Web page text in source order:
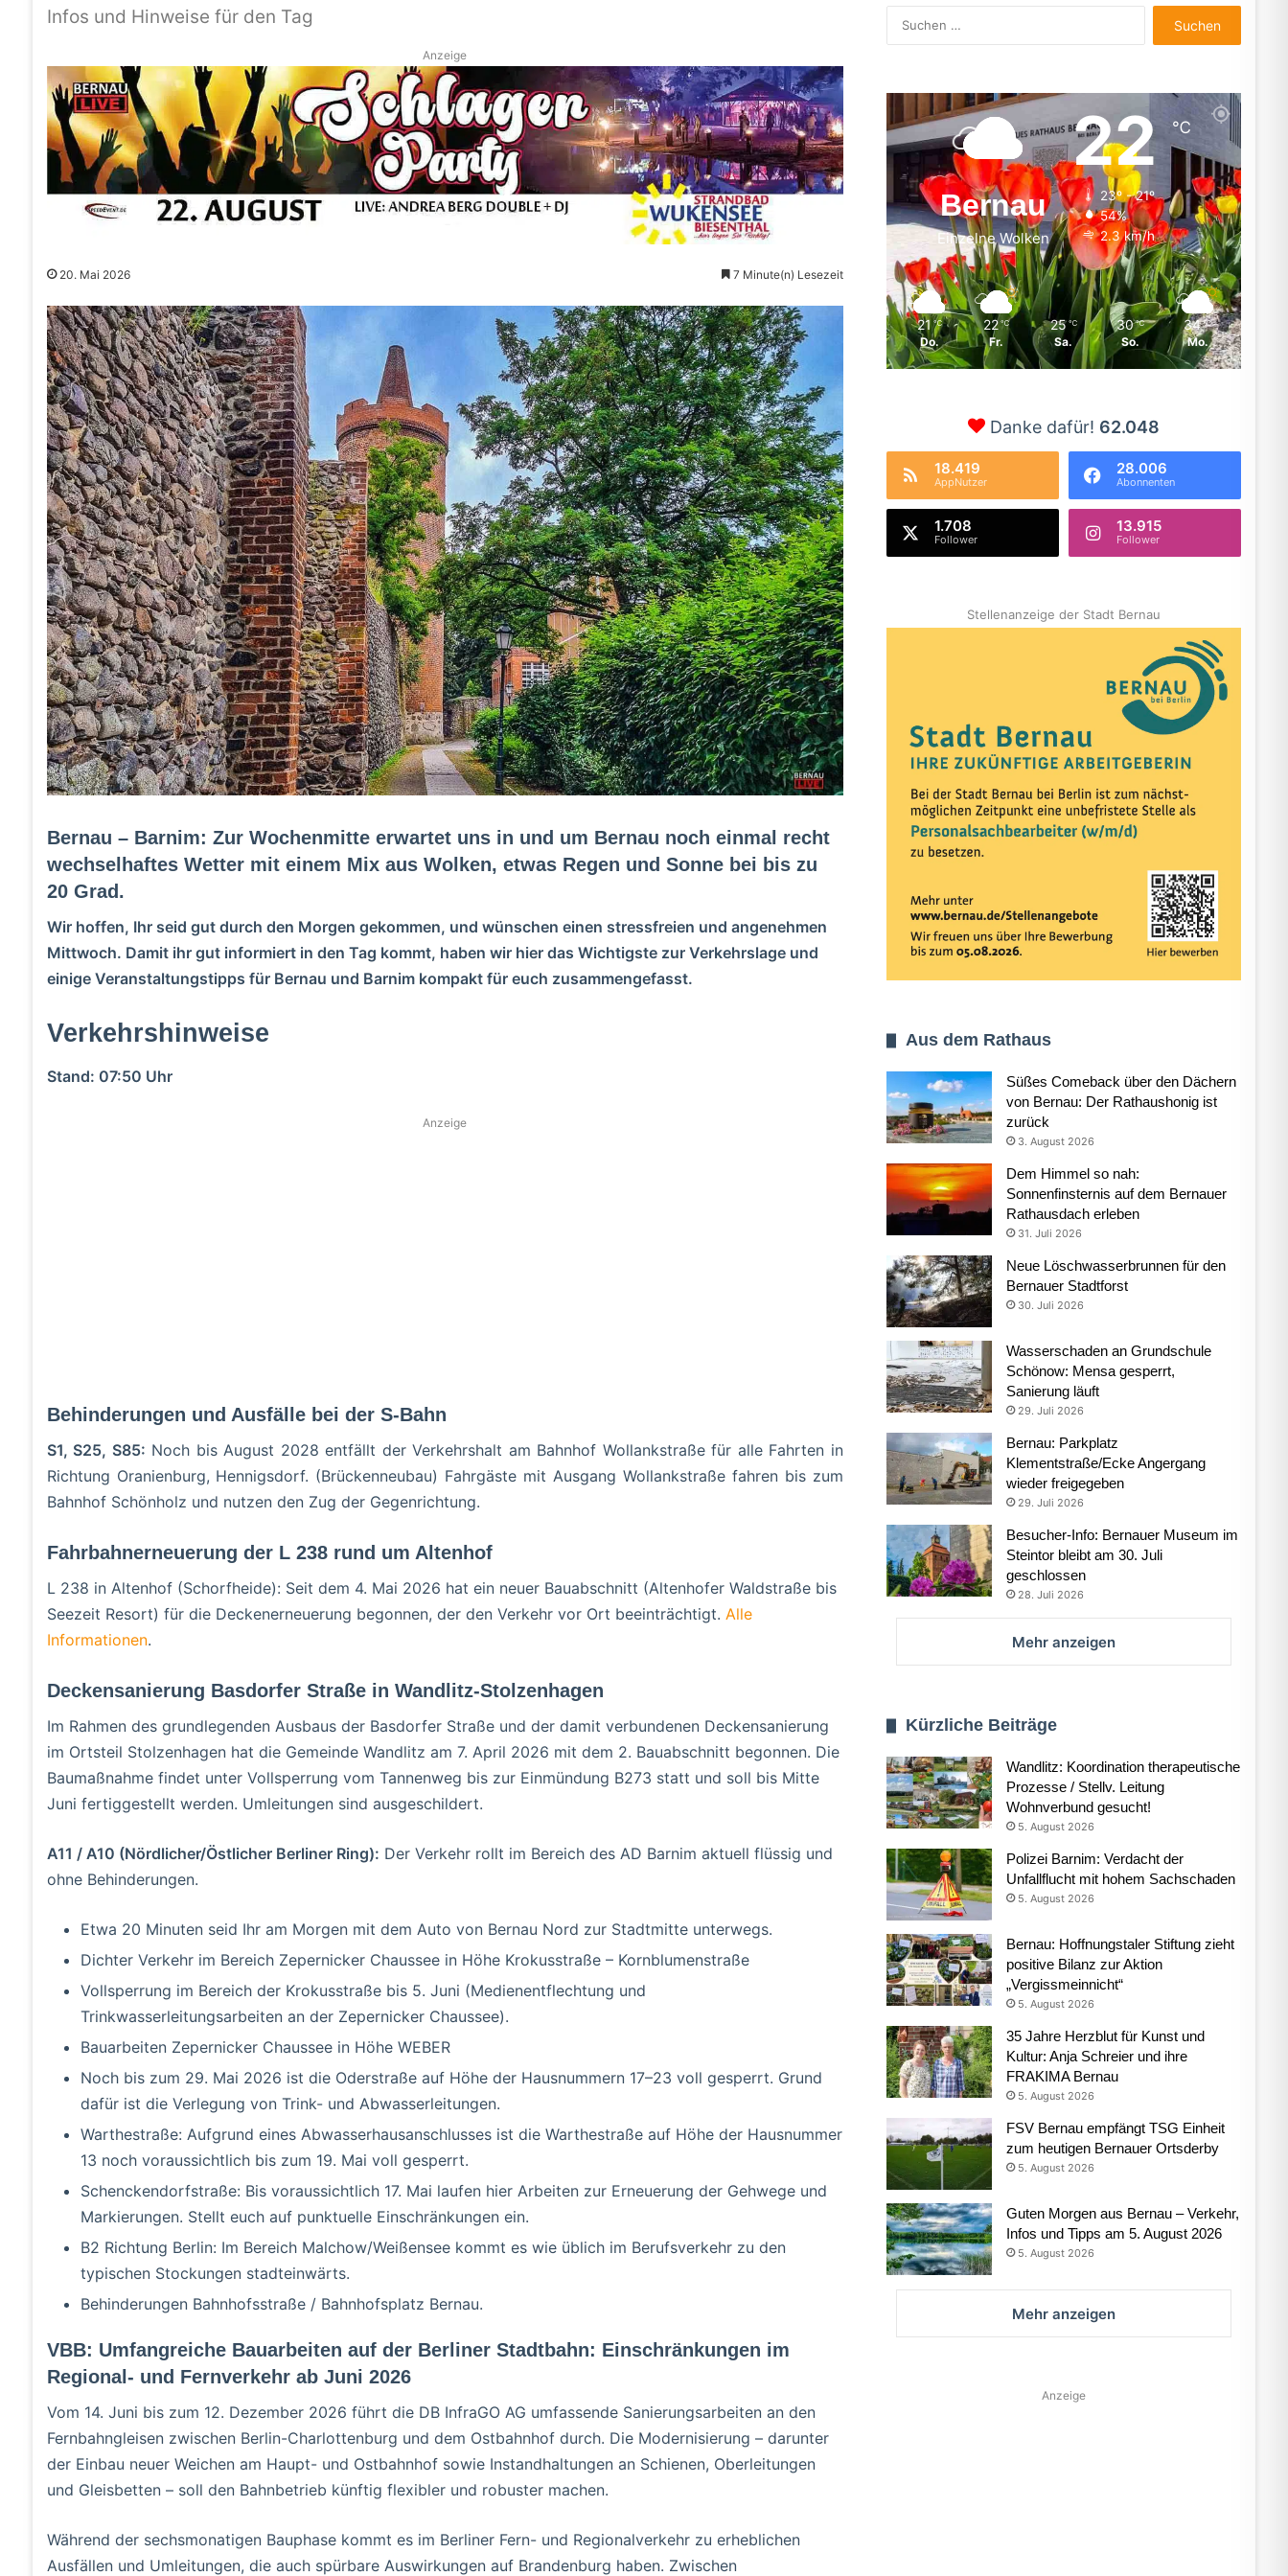
Infos und Hinweise für den Tag
Anzeige
20. Mai 2026 7 Minute(n) Lesezeit
Bernau – Barnim: Zur Wochenmitte erwartet uns in und um Bernau noch einmal recht
wechselhaftes Wetter mit einem Mix aus Wolken, etwas Regen und Sonne bei bis zu
20 Grad.
Wir hoffen, Ihr seid gut durch den Morgen gekommen, und wünschen einen stressfreien und angenehmen
Mittwoch. Damit ihr gut informiert in den Tag kommt, haben wir hier das Wichtigste zur Verkehrslage und
einige Veranstaltungstipps für Bernau und Barnim kompakt für euch zusammengefasst.
Verkehrshinweise
Stand: 07:50 Uhr
Anzeige
Behinderungen und Ausfälle bei der S-Bahn
S1, S25, S85: Noch bis August 2028 entfällt der Verkehrshalt am Bahnhof Wollankstraße für alle Fahrten in
Richtung Oranienburg, Hennigsdorf. (Brückenneubau) Fahrgäste mit Ausgang Wollankstraße fahren bis zum
Bahnhof Schönholz und nutzen den Zug der Gegenrichtung.
Fahrbahnerneuerung der L 238 rund um Altenhof
L 238 in Altenhof (Schorfheide): Seit dem 4. Mai 2026 hat ein neuer Bauabschnitt (Altenhofer Waldstraße bis
Seezeit Resort) für die Deckenerneuerung begonnen, der den Verkehr vor Ort beeinträchtigt. Alle
Informationen.
Deckensanierung Basdorfer Straße in Wandlitz-Stolzenhagen
Im Rahmen des grundlegenden Ausbaus der Basdorfer Straße und der damit verbundenen Deckensanierung
im Ortsteil Stolzenhagen hat die Gemeinde Wandlitz am 7. April 2026 mit dem 2. Bauabschnitt begonnen. Die
Baumaßnahme findet unter Vollsperrung vom Tannenweg bis zur Einmündung B273 statt und soll bis Mitte
Juni fertiggestellt werden. Umleitungen sind ausgeschildert.
A11 / A10 (Nördlicher/Östlicher Berliner Ring): Der Verkehr rollt im Bereich des AD Barnim aktuell flüssig und
ohne Behinderungen.
Etwa 20 Minuten seid Ihr am Morgen mit dem Auto von Bernau Nord zur Stadtmitte unterwegs.
Dichter Verkehr im Bereich Zepernicker Chaussee in Höhe Krokusstraße – Kornblumenstraße
Vollsperrung im Bereich der Krokusstraße bis 5. Juni (Medienentflechtung und
Trinkwasserleitungsarbeiten an der Zepernicker Chaussee).
Bauarbeiten Zepernicker Chaussee in Höhe WEBER
Noch bis zum 29. Mai 2026 ist die Oderstraße auf Höhe der Hausnummern 17–23 voll gesperrt. Grund
dafür ist die Verlegung von Trink- und Abwasserleitungen.
Warthestraße: Aufgrund eines Abwasserhausanschlusses ist die Warthestraße auf Höhe der Hausnummer
13 noch voraussichtlich bis zum 19. Mai voll gesperrt.
Schenckendorfstraße: Bis voraussichtlich 17. Mai laufen hier Arbeiten zur Erneuerung der Gehwege und
Markierungen. Stellt euch auf punktuelle Einschränkungen ein.
B2 Richtung Berlin: Im Bereich Malchow/Weißensee kommt es wie üblich im Berufsverkehr zu den
typischen Stockungen stadteinwärts.
Behinderungen Bahnhofsstraße / Bahnhofsplatz Bernau.
VBB: Umfangreiche Bauarbeiten auf der Berliner Stadtbahn: Einschränkungen im
Regional- und Fernverkehr ab Juni 2026
Vom 14. Juni bis zum 12. Dezember 2026 führt die DB InfraGO AG umfassende Sanierungsarbeiten an den
Fernbahngleisen zwischen Berlin-Charlottenburg und dem Ostbahnhof durch. Die Modernisierung – darunter
der Einbau neuer Weichen am Haupt- und Ostbahnhof sowie Instandhaltungen an Schienen, Oberleitungen
und Gleisbetten – soll den Bahnbetrieb künftig flexibler und robuster machen.
Während der sechsmonatigen Bauphase kommt es im Berliner Fern- und Regionalverkehr zu erheblichen
Ausfällen und Umleitungen, die auch spürbare Auswirkungen auf Brandenburg haben. Zwischen
nach:
Bernau
Einzelne Wolken
22℃
23º - 21º
54%
2.3 km/h
21 ℃
Do.
22 ℃
Fr.
25 ℃
Sa.
30 ℃
So.
34 ℃
Mo.
Danke dafür! 62.048
18.419
AppNutzer
28.006
Abonnenten
1.708
Follower
13.915
Follower
Stellenanzeige der Stadt Bernau
Aus dem Rathaus
Süßes Comeback über den Dächern
von Bernau: Der Rathaushonig ist
zurück
3. August 2026
Dem Himmel so nah:
Sonnenfinsternis auf dem Bernauer
Rathausdach erleben
31. Juli 2026
Neue Löschwasserbrunnen für den
Bernauer Stadtforst
30. Juli 2026
Wasserschaden an Grundschule
Schönow: Mensa gesperrt,
Sanierung läuft
29. Juli 2026
Bernau: Parkplatz
Klementstraße/Ecke Angergang
wieder freigegeben
29. Juli 2026
Besucher-Info: Bernauer Museum im
Steintor bleibt am 30. Juli
geschlossen
28. Juli 2026
Mehr anzeigen
Kürzliche Beiträge
Wandlitz: Koordination therapeutische
Prozesse / Stellv. Leitung
Wohnverbund gesucht!
5. August 2026
Polizei Barnim: Verdacht der
Unfallflucht mit hohem Sachschaden
5. August 2026
Bernau: Hoffnungstaler Stiftung zieht
positive Bilanz zur Aktion
„Vergissmeinnicht“
5. August 2026
35 Jahre Herzblut für Kunst und
Kultur: Anja Schreier und ihre
FRAKIMA Bernau
5. August 2026
FSV Bernau empfängt TSG Einheit
zum heutigen Bernauer Ortsderby
5. August 2026
Guten Morgen aus Bernau – Verkehr,
Infos und Tipps am 5. August 2026
5. August 2026
Mehr anzeigen
Anzeige